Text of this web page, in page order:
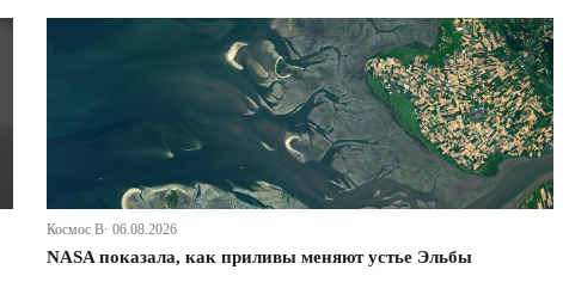
Космос В· 06.08.2026
NASA показала, как приливы меняют устье Эльбы